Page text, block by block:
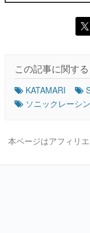
この記事に関す
KATAMARI
ソニックレーシ
本ページはアフィリ